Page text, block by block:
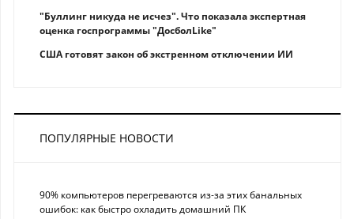
"Буллинг никуда не исчез". Что показала экспертная
оценка госпрограммы "ДосболLike"
США готовят закон об экстренном отключении ИИ
ПОПУЛЯРНЫЕ НОВОСТИ
90% компьютеров перегреваются из-за этих банальных
ошибок: как быстро охладить домашний ПК